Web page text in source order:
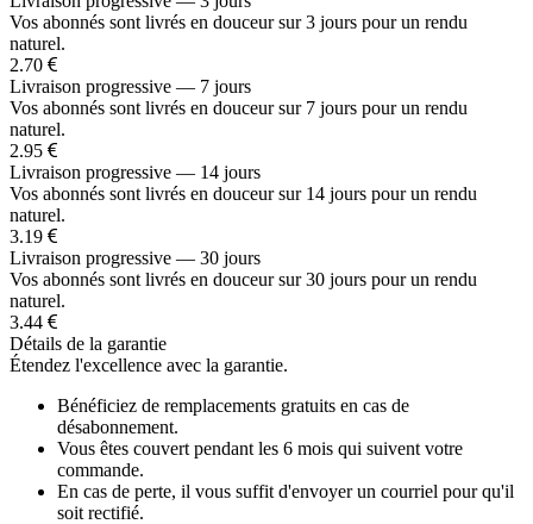
Vos abonnés sont livrés en douceur sur 3 jours pour un rendu
naturel.
2.70
Livraison progressive — 7 jours
Vos abonnés sont livrés en douceur sur 7 jours pour un rendu
naturel.
2.95
Livraison progressive — 14 jours
Vos abonnés sont livrés en douceur sur 14 jours pour un rendu
naturel.
3.19
Livraison progressive — 30 jours
Vos abonnés sont livrés en douceur sur 30 jours pour un rendu
naturel.
3.44
Détails de la garantie
Étendez l'excellence avec la garantie.
Bénéficiez de remplacements gratuits en cas de
désabonnement.
Vous êtes couvert pendant les 6 mois qui suivent votre
commande.
En cas de perte, il vous suffit d'envoyer un courriel pour qu'il
soit rectifié.